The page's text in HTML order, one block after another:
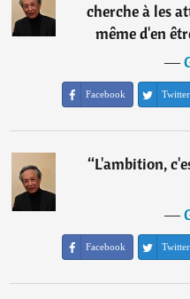
cherche à les
même d'en
―
Facebook Twitter
“L'ambition,
―
Facebook Twitter